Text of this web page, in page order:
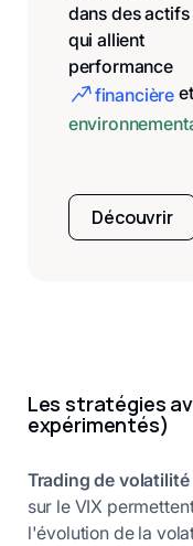
dans des actifs
qui allient
performance
financière et
Découvrir
Les stratégies
expérimentés)
Trading de volatilité
sur le VIX
l'évolution de la